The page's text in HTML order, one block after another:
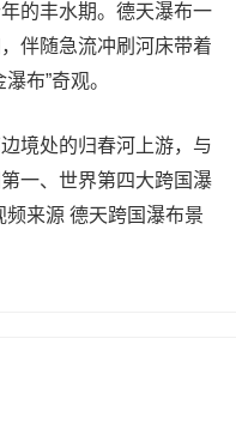
的丰水期。德天瀑布一
伴随急流冲刷河床带着
布”奇观。
境处的归春河上游，与
一、世界第四大跨国瀑
来源 德天跨国瀑布景